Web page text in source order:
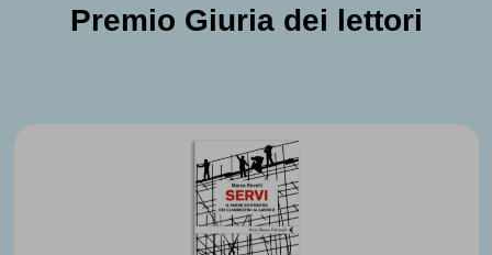
Premio Giuria dei lettori